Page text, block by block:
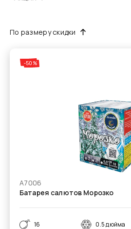
По размеру скидки
-50%
А7006
Батарея салютов Морозко
16 0.5 дюйма